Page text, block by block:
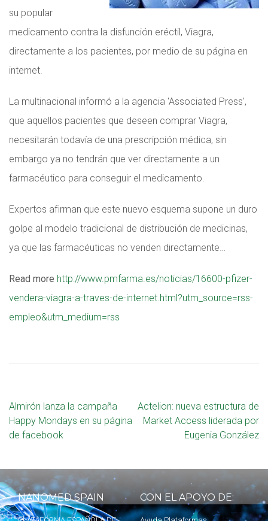
su popular
medicamento contra la disfunción eréctil, Viagra,
directamente a los pacientes, por medio de su página en
internet.
La multinacional informó a la agencia 'Associated Press',
que aquellos pacientes que deseen comprar Viagra,
necesitarán todavía de una prescripción médica, sin
embargo ya no tendrán que ver directamente a un
farmacéutico para conseguir el medicamento.
Expertos afirman que este nuevo esquema supone un duro
golpe al modelo tradicional de distribución de medicinas,
ya que las farmacéuticas no venden directamente…
Read more http://www.pmfarma.es/noticias/16600-pfizer-
vendera-viagra-a-traves-de-internet.html?utm_source=rss-
empleo&utm_medium=rss
Almirón lanza la campaña
Happy Mondays en su página
de facebook
Actelion: nueva estructura de
Market Access liderada por
Eugenia González
NANOMED SPAIN CON EL APOYO DE: